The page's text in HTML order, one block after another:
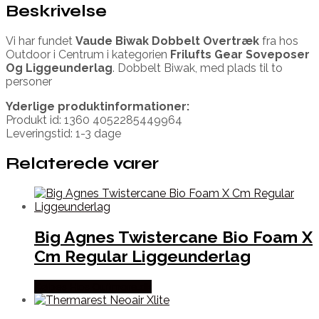
Beskrivelse
Vi har fundet Vaude Biwak Dobbelt Overtræk fra hos
Outdoor i Centrum i kategorien Frilufts Gear Soveposer
Og Liggeunderlag. Dobbelt Biwak, med plads til to
personer
Yderlige produktinformationer:
Produkt id: 1360 4052285449964
Leveringstid: 1-3 dage
Relaterede varer
Big Agnes Twistercane Bio Foam X
Cm Regular Liggeunderlag